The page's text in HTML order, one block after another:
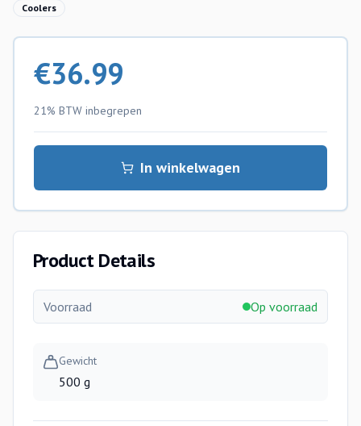
Coolers
€36.99
21% BTW inbegrepen
In winkelwagen
Product Details
Voorraad Op voorraad
Gewicht
500 g